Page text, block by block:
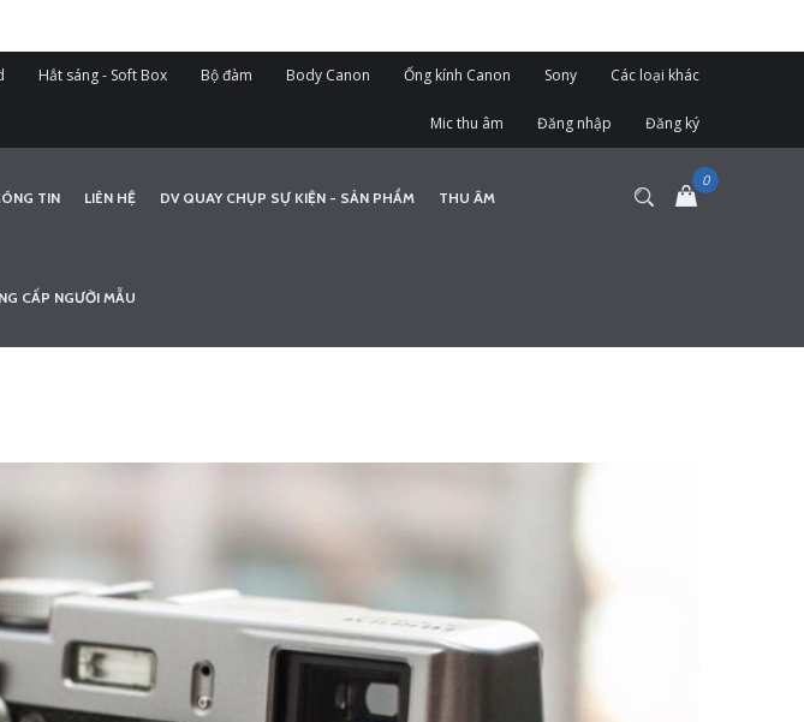
Hắt sáng - Soft Box Bộ đàm Body Canon Ống kính Canon Sony Các loại khác
Mic thu âm Đăng nhập Đăng ký
TIN LIÊN HỆ DV QUAY CHỤP SỰ KIỆN - SẢN PHẨM THU ÂM
CẤP NGƯỜI MẪU